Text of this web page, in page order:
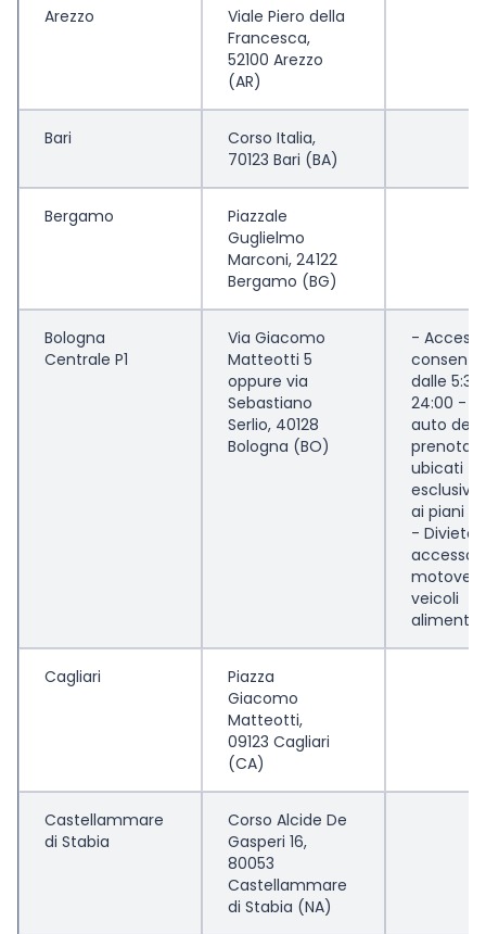
Arezzo
Viale Piero della
Francesca,
52100 Arezzo
(AR)
Bari
Corso Italia,
70123 Bari (BA)
Bergamo
Piazzale
Guglielmo
Marconi, 24122
Bergamo (BG)
Bologna
Centrale P1
Via Giacomo
Matteotti 5
oppure via
Sebastiano
Serlio, 40128
Bologna (BO)
-
dalle
24:00 - I
auto
prenotati
ubicati
ai piani
- Divieto
accesso
veicoli
Cagliari
Piazza
Giacomo
Matteotti,
09123 Cagliari
(CA)
Castellammare
di Stabia
Corso Alcide De
Gasperi 16,
80053
Castellammare
di Stabia (NA)